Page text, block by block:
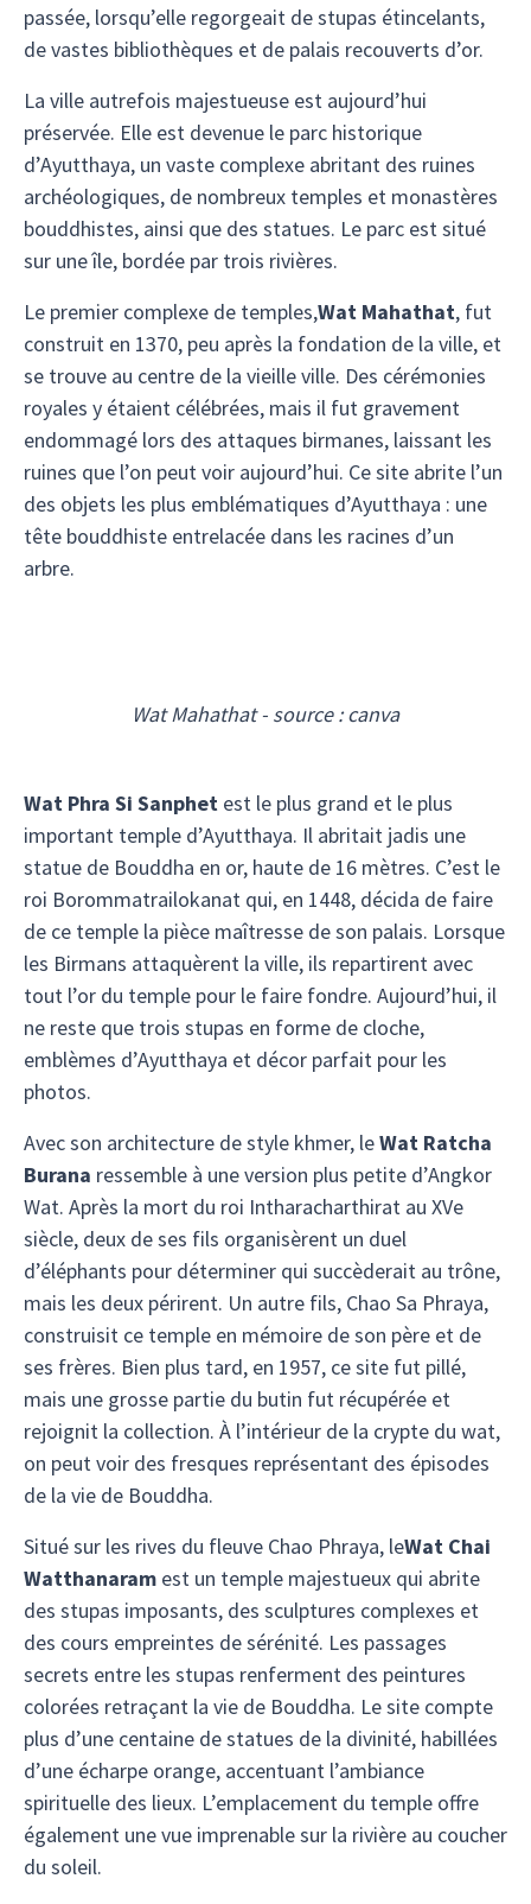
passée, lorsqu’elle regorgeait de stupas étincelants,
de vastes bibliothèques et de palais recouverts d’or.
La ville autrefois majestueuse est aujourd’hui
préservée. Elle est devenue le parc historique
d’Ayutthaya, un vaste complexe abritant des ruines
archéologiques, de nombreux temples et monastères
bouddhistes, ainsi que des statues. Le parc est situé
sur une île, bordée par trois rivières.
Le premier complexe de temples,Wat Mahathat, fut
construit en 1370, peu après la fondation de la ville, et
se trouve au centre de la vieille ville. Des cérémonies
royales y étaient célébrées, mais il fut gravement
endommagé lors des attaques birmanes, laissant les
ruines que l’on peut voir aujourd’hui. Ce site abrite l’un
des objets les plus emblématiques d’Ayutthaya : une
tête bouddhiste entrelacée dans les racines d’un
arbre.
Wat Mahathat - source : canva
Wat Phra Si Sanphet est le plus grand et le plus
important temple d’Ayutthaya. Il abritait jadis une
statue de Bouddha en or, haute de 16 mètres. C’est le
roi Borommatrailokanat qui, en 1448, décida de faire
de ce temple la pièce maîtresse de son palais. Lorsque
les Birmans attaquèrent la ville, ils repartirent avec
tout l’or du temple pour le faire fondre. Aujourd’hui, il
ne reste que trois stupas en forme de cloche,
emblèmes d’Ayutthaya et décor parfait pour les
photos.
Avec son architecture de style khmer, leWat Ratcha
Burana ressemble à une version plus petite d’Angkor
Wat. Après la mort du roi Intharacharthirat au XVe
siècle, deux de ses fils organisèrent un duel
d’éléphants pour déterminer qui succèderait au trône,
mais les deux périrent. Un autre fils, Chao Sa Phraya,
construisit ce temple en mémoire de son père et de
ses frères. Bien plus tard, en 1957, ce site fut pillé,
mais une grosse partie du butin fut récupérée et
rejoignit la collection. À l’intérieur de la crypte du wat,
on peut voir des fresques représentant des épisodes
de la vie de Bouddha.
Situé sur les rives du fleuve Chao Phraya, leWat Chai
Watthanaram est un temple majestueux qui abrite
des stupas imposants, des sculptures complexes et
des cours empreintes de sérénité. Les passages
secrets entre les stupas renferment des peintures
colorées retraçant la vie de Bouddha. Le site compte
plus d’une centaine de statues de la divinité, habillées
d’une écharpe orange, accentuant l’ambiance
spirituelle des lieux. L’emplacement du temple offre
également une vue imprenable sur la rivière au coucher
du soleil.